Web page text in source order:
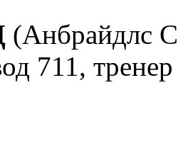
(Анбрайдлс
711,